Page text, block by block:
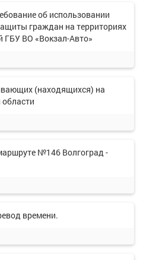
об использовании
граждан на территориях
ГБУ ВО «Вокзал-Авто»
(находящихся) на
№146 Волгоград -
времени.